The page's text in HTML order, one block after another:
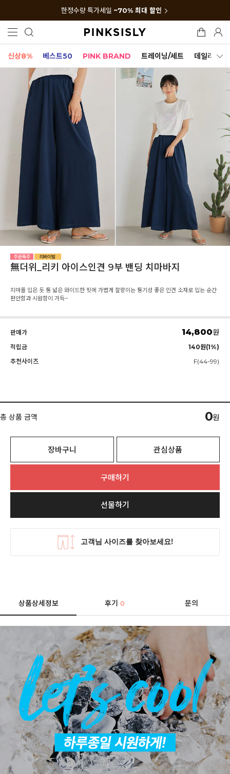
한정수량 특가세일 ~70% 최대 할인
신상8% 베스트50 PINK BRAND 트레이닝/세트 데일리세트
無더위_리키 아이스인견 9부 밴딩 치마바지
치마를 입은 듯 통 넓은 와이드한 핏에 가볍게 찰랑이는 통기성 좋은 인견 소재로 입는 순간
편안함과 시원함이 가득~
판매가 14,800원
적립금
140원(1%)
추천사이즈
F(44-99)
총 상품 금액 0원
장바구니 관심상품
구매하기
선물하기
상품상세정보 후기0 문의